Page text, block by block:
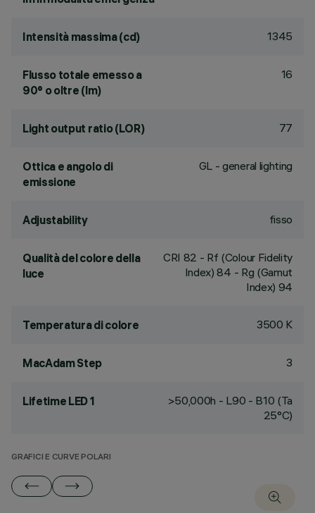
Intensità massima (cd) 1345
Flusso totale emesso a
90° o oltre (lm)
16
Light output ratio (LOR) 77
Ottica e angolo di
emissione
GL - general lighting
Adjustability fisso
Qualità del colore della
luce
CRI 82 - Rf (Colour Fidelity
Index) 84 - Rg (Gamut
Index) 94
Temperatura di colore 3500 K
MacAdam Step 3
Lifetime LED 1
>50,000h - L90 - B10 (Ta
25°C)
GRAFICI E CURVE POLARI